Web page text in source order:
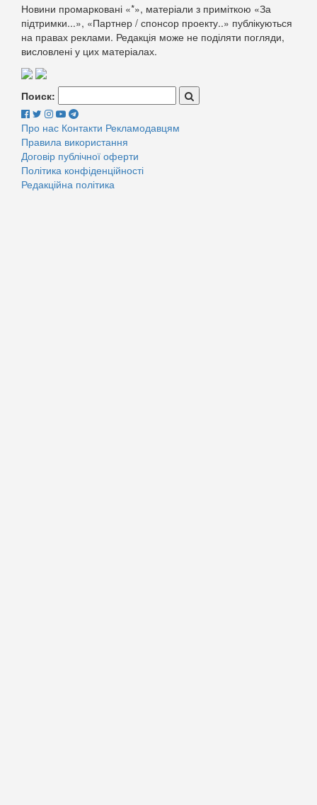
Новини промарковані «*», матеріали з приміткою «За
підтримки...», «Партнер / спонсор проекту..» публікуються
на правах реклами. Редакція може не поділяти погляди,
висловлені у цих матеріалах.
Поиск:
Про нас Контакти Рекламодавцям
Правила використання
Договір публічної оферти
Політика конфіденційності
Редакційна політика